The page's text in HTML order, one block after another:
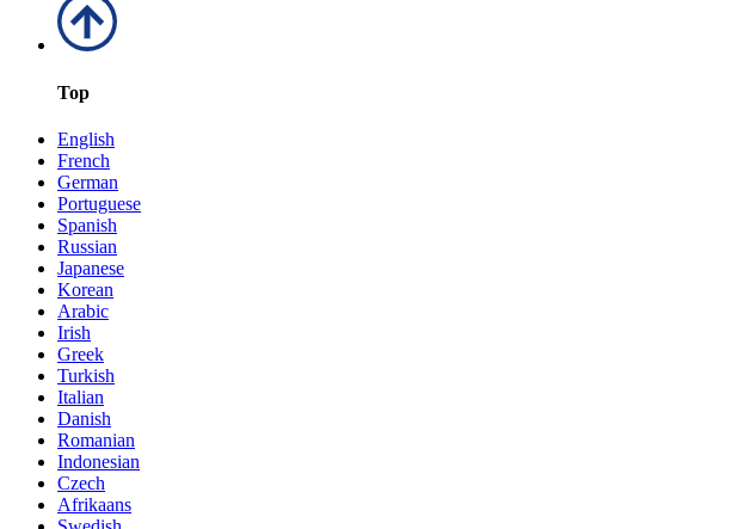
Top
English
French
German
Portuguese
Spanish
Russian
Japanese
Korean
Arabic
Irish
Greek
Turkish
Italian
Danish
Romanian
Indonesian
Czech
Afrikaans